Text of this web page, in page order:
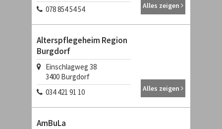
078 854 54 54
Alles zeigen
Alterspflegeheim Region
Burgdorf
Einschlagweg 38
3400 Burgdorf
034 421 91 10
Alles zeigen
AmBuLa